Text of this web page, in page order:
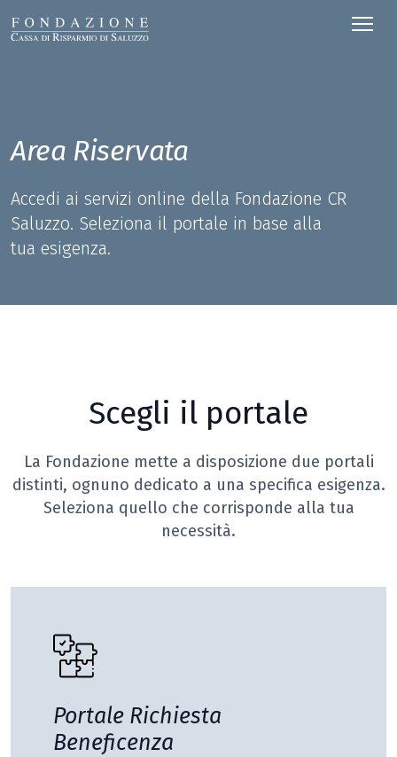
Area Riservata
Accedi ai servizi online della Fondazione CR
Saluzzo. Seleziona il portale in base alla
tua esigenza.
Scegli il portale
La Fondazione mette a disposizione due portali
distinti, ognuno dedicato a una specifica esigenza.
Seleziona quello che corrisponde alla tua
necessità.
Portale Richiesta
Beneficenza